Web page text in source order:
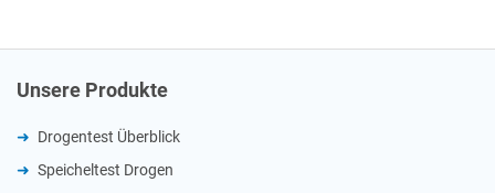
Unsere Produkte
Drogentest Überblick
Speicheltest Drogen